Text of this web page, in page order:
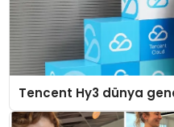
Tencent Hy3 dünya